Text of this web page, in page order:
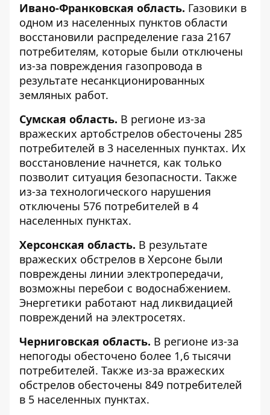
Ивано-Франковская область. Газовики в
одном из населенных пунктов области
восстановили распределение газа 2167
потребителям, которые были отключены
из-за повреждения газопровода в
результате несанкционированных
земляных работ.
Сумская область. В регионе из-за
вражеских артобстрелов обесточены 285
потребителей в 3 населенных пунктах. Их
восстановление начнется, как только
позволит ситуация безопасности. Также
из-за технологического нарушения
отключены 576 потребителей в 4
населенных пунктах.
Херсонская область. В результате
вражеских обстрелов в Херсоне были
повреждены линии электропередачи,
возможны перебои с водоснабжением.
Энергетики работают над ликвидацией
повреждений на электросетях.
Черниговская область. В регионе из-за
непогоды обесточено более 1,6 тысячи
потребителей. Также из-за вражеских
обстрелов обесточены 849 потребителей
в 5 населенных пунктах.